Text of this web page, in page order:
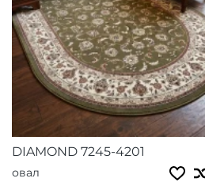
DIAMOND 7245-4201
овал